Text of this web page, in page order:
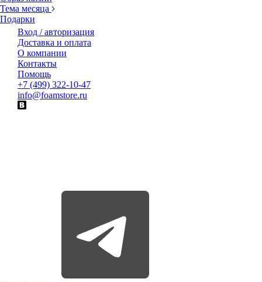
Тема месяца
Подарки
Вход / авторизация
Доставка и оплата
О компании
Контакты
Помощь
+7 (499) 322-10-47
info@foamstore.ru